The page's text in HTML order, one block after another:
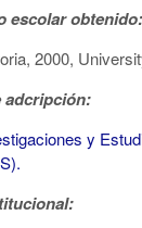
escolar obtenido:
2000,
adcripción:
y